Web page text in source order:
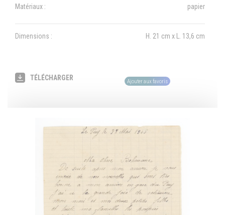
Matériaux : papier
Dimensions : H. 21 cm x L. 13,6 cm
TÉLÉCHARGER Ajouter aux favoris